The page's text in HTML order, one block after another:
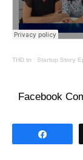
THD.tn· Startup Story
Facebook